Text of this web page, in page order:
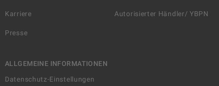
Karriere
Presse
Autorisierter Händler/ YBPN
ALLGEMEINE INFORMATIONEN
Datenschutz-Einstellungen